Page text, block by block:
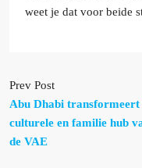
weet je dat voor beide
Prev Post
Abu Dhabi
culturele en familie hub
de VAE